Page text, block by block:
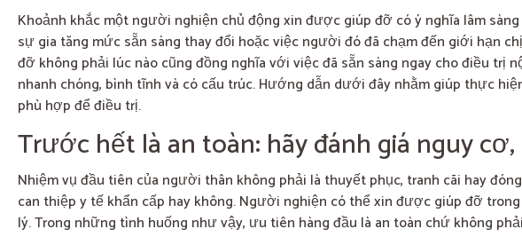
Khoảnh khắc một người nghiện chủ động xin được giúp đỡ có ý nghĩa lâm
sự gia tăng mức sẵn sàng thay đổi hoặc việc người đó đã chạm đến giới hạn
đỡ không phải lúc nào cũng đồng nghĩa với việc đã sẵn sàng ngay cho điều trị
nhanh chóng, bình tĩnh và có cấu trúc. Hướng dẫn dưới đây nhằm giúp thực
phù hợp để điều trị.
Trước hết là an toàn: hãy đánh giá nguy
Nhiệm vụ đầu tiên của người thân không phải là thuyết phục, tranh cãi hay
can thiệp y tế khẩn cấp hay không. Người nghiện có thể xin được giúp đỡ
lý. Trong những tình huống như vậy, ưu tiên hàng đầu là an toàn chứ không